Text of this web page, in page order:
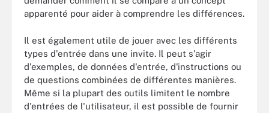
apparenté pour aider à comprendre les différences.
Il est également utile de jouer avec les différents
types d'entrée dans une invite. Il peut s'agir
d'exemples, de données d'entrée, d'instructions ou
de questions combinées de différentes manières.
Même si la plupart des outils limitent le nombre
d'entrées de l'utilisateur, il est possible de fournir